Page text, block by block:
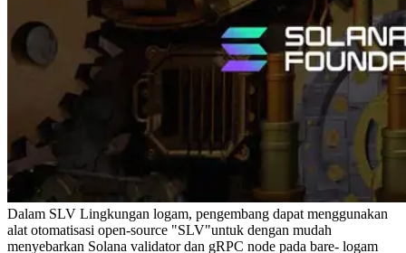
Dalam SLV Lingkungan logam, pengembang dapat menggunakan
alat otomatisasi open-source "SLV"untuk dengan mudah
menyebarkan Solana validator dan gRPC node pada bare- logam